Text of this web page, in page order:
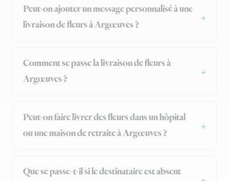
Peut-on ajouter un message personnalisé à une
livraison de fleurs à Argœuves ?
Comment se passe la livraison de fleurs à
Argœuves ?
Peut-on faire livrer des fleurs dans un hôpital
ou une maison de retraite à Argœuves ?
Que se passe-t-il si le destinataire est absent